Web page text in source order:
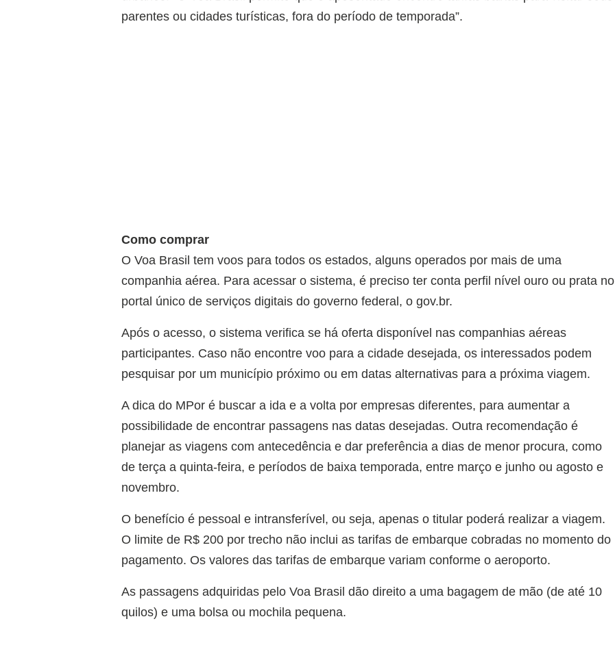
parentes ou cidades turísticas, fora do período de temporada”.
Como comprar
O Voa Brasil tem voos para todos os estados, alguns operados por mais de uma
companhia aérea. Para acessar o sistema, é preciso ter conta perfil nível ouro ou prata no
portal único de serviços digitais do governo federal, o gov.br.
Após o acesso, o sistema verifica se há oferta disponível nas companhias aéreas
participantes. Caso não encontre voo para a cidade desejada, os interessados podem
pesquisar por um município próximo ou em datas alternativas para a próxima viagem.
A dica do MPor é buscar a ida e a volta por empresas diferentes, para aumentar a
possibilidade de encontrar passagens nas datas desejadas. Outra recomendação é
planejar as viagens com antecedência e dar preferência a dias de menor procura, como
de terça a quinta-feira, e períodos de baixa temporada, entre março e junho ou agosto e
novembro.
O benefício é pessoal e intransferível, ou seja, apenas o titular poderá realizar a viagem.
O limite de R$ 200 por trecho não inclui as tarifas de embarque cobradas no momento do
pagamento. Os valores das tarifas de embarque variam conforme o aeroporto.
As passagens adquiridas pelo Voa Brasil dão direito a uma bagagem de mão (de até 10
quilos) e uma bolsa ou mochila pequena.